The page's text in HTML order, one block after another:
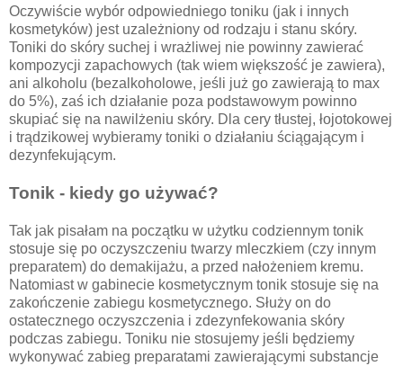
Oczywiście wybór odpowiedniego toniku (jak i innych
kosmetyków) jest uzależniony od rodzaju i stanu skóry.
Toniki do skóry suchej i wrażliwej nie powinny zawierać
kompozycji zapachowych (tak wiem większość je zawiera),
ani alkoholu (bezalkoholowe, jeśli już go zawierają to max
do 5%), zaś ich działanie poza podstawowym powinno
skupiać się na nawilżeniu skóry. Dla cery tłustej, łojotokowej
i trądzikowej wybieramy toniki o działaniu ściągającym i
dezynfekującym.
Tonik - kiedy go używać?
Tak jak pisałam na początku w użytku codziennym tonik
stosuje się po oczyszczeniu twarzy mleczkiem (czy innym
preparatem) do demakijażu, a przed nałożeniem kremu.
Natomiast w gabinecie kosmetycznym tonik stosuje się na
zakończenie zabiegu kosmetycznego. Służy on do
ostatecznego oczyszczenia i zdezynfekowania skóry
podczas zabiegu. Toniku nie stosujemy jeśli będziemy
wykonywać zabieg preparatami zawierającymi substancje